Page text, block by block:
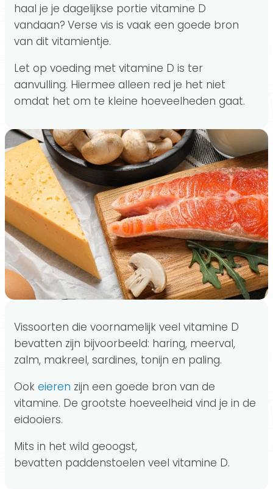
haal je je dagelijkse portie vitamine D
vandaan? Verse vis is vaak een goede bron
van dit vitamientje.
Let op voeding met vitamine D is ter
aanvulling. Hiermee alleen red je het niet
omdat het om te kleine hoeveelheden gaat.
Vissoorten die voornamelijk veel vitamine D
bevatten zijn bijvoorbeeld: haring, meerval,
zalm, makreel, sardines, tonijn en paling.
Ook eieren zijn een goede bron van de
vitamine. De grootste hoeveelheid vind je in de
eidooiers.
Mits in het wild geoogst,
bevatten paddenstoelen veel vitamine D.